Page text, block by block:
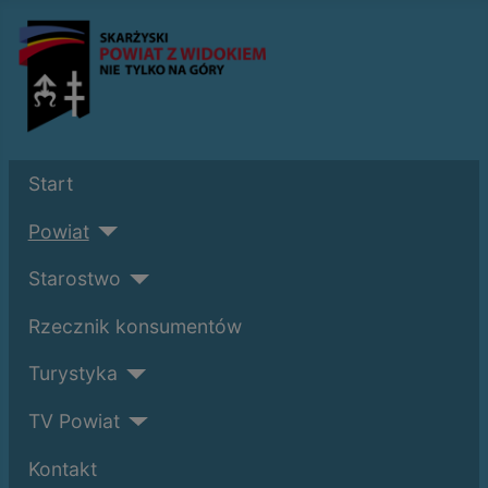
Start
Powiat
Starostwo
Rzecznik konsumentów
Turystyka
TV Powiat
Kontakt